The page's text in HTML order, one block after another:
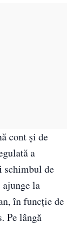
cont și de
a
schimbul de
la
în funcție de
Pe lângă